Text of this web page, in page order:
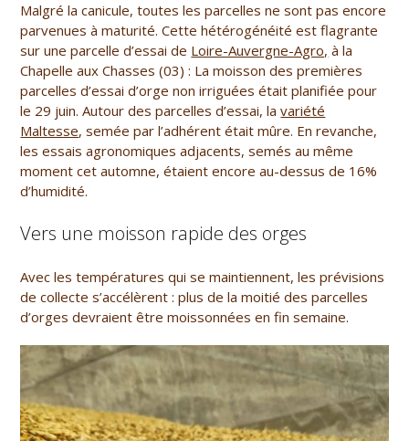
Malgré la canicule, toutes les parcelles ne sont pas encore
parvenues à maturité. Cette hétérogénéité est flagrante
sur une parcelle d’essai de Loire-Auvergne-Agro, à la
Chapelle aux Chasses (03) : La moisson des premières
parcelles d’essai d’orge non irriguées était planifiée pour
le 29 juin. Autour des parcelles d’essai, lavariété
Maltesse, semée par l’adhérent était mûre. En revanche,
les essais agronomiques adjacents, semés au même
moment cet automne, étaient encore au-dessus de 16%
d’humidité.
Vers une moisson rapide des orges
Avec les températures qui se maintiennent, les prévisions
de collecte s’accélèrent : plus de la moitié des parcelles
d’orges devraient être moissonnées en fin semaine.